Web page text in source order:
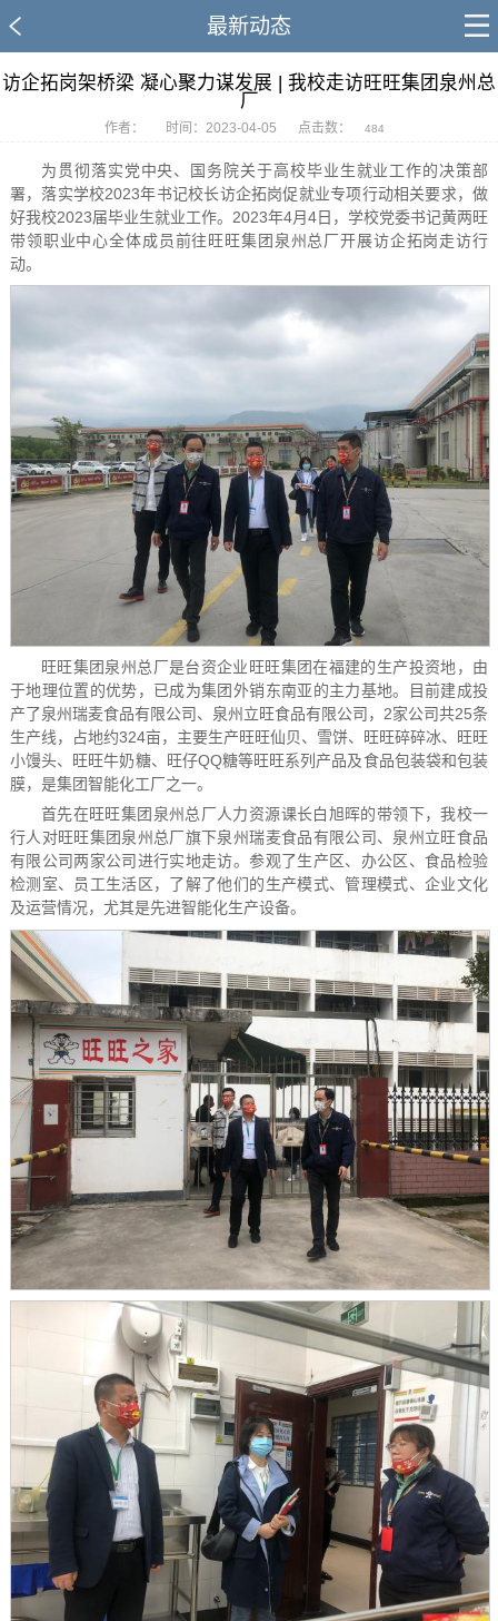
最新动态
访企拓岗架桥梁 凝心聚力谋发展 | 我校走访旺旺集团泉州总
厂
作者： 时间：2023-04-05 点击数： 484
为贯彻落实党中央、国务院关于高校毕业生就业工作的决策部
署，落实学校2023年书记校长访企拓岗促就业专项行动相关要求，做
好我校2023届毕业生就业工作。2023年4月4日，学校党委书记黄两旺
带领职业中心全体成员前往旺旺集团泉州总厂开展访企拓岗走访行
动。
旺旺集团泉州总厂是台资企业旺旺集团在福建的生产投资地，由
于地理位置的优势，已成为集团外销东南亚的主力基地。目前建成投
产了泉州瑞麦食品有限公司、泉州立旺食品有限公司，2家公司共25条
生产线，占地约324亩，主要生产旺旺仙贝、雪饼、旺旺碎碎冰、旺旺
小馒头、旺旺牛奶糖、旺仔QQ糖等旺旺系列产品及食品包装袋和包装
膜，是集团智能化工厂之一。
首先在旺旺集团泉州总厂人力资源课长白旭晖的带领下，我校一
行人对旺旺集团泉州总厂旗下泉州瑞麦食品有限公司、泉州立旺食品
有限公司两家公司进行实地走访。参观了生产区、办公区、食品检验
检测室、员工生活区，了解了他们的生产模式、管理模式、企业文化
及运营情况，尤其是先进智能化生产设备。